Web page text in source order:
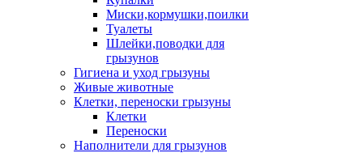
Миски,кормушки,поилки
Туалеты
Шлейки,поводки для
грызунов
Гигиена и уход грызуны
Живые животные
Клетки, переноски грызуны
Клетки
Переноски
Наполнители для грызунов